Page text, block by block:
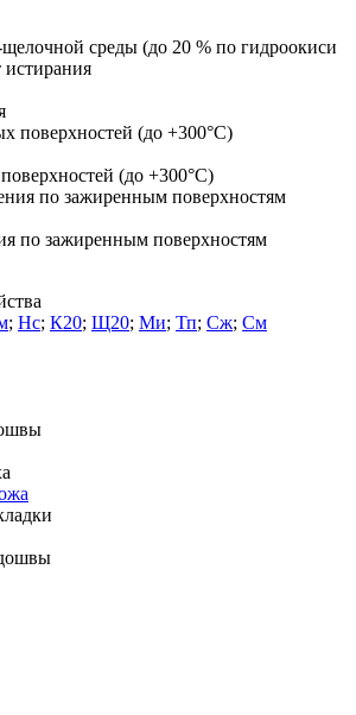
среды (до 20 % по гидроокиси
(до +300°С)
по зажиренным поверхностям
; Нс; К20; Щ20; Ми; Тп; Сж; См